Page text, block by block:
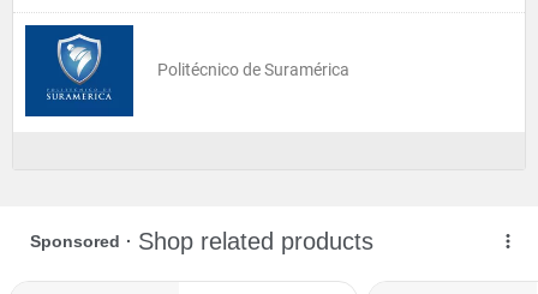
Politécnico de Suramérica